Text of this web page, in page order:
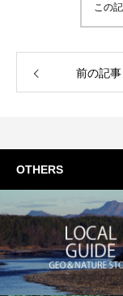
この
前の記事
OTHERS